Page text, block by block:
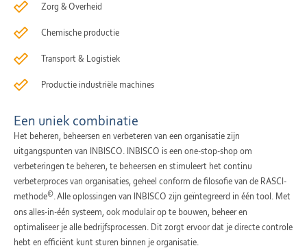
Zorg & Overheid
Chemische productie
Transport & Logistiek
Productie industriële machines
Een uniek combinatie
Het beheren, beheersen en verbeteren van een organisatie zijn
uitgangspunten van INBISCO. INBISCO is een one-stop-shop om
verbeteringen te beheren, te beheersen en stimuleert het continu
verbeterproces van organisaties, geheel conform de filosofie van de RASCI-
methode© . Alle oplossingen van INBISCO zijn geïntegreerd in één tool. Met
ons alles-in-één systeem, ook modulair op te bouwen, beheer en
optimaliseer je alle bedrijfsprocessen. Dit zorgt ervoor dat je directe controle
hebt en efficiënt kunt sturen binnen je organisatie.